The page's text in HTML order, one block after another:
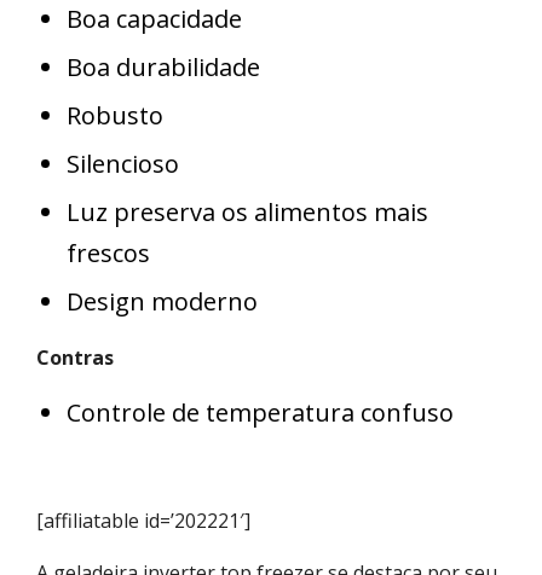
Boa capacidade
Boa durabilidade
Robusto
Silencioso
Luz preserva os alimentos mais
frescos
Design moderno
Contras
Controle de temperatura confuso
[affiliatable id=’202221′]